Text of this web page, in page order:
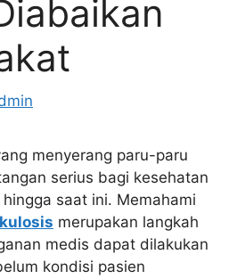
menyerang paru-paru
serius bagi kesehatan
saat ini. Memahami
merupakan langkah
medis dapat dilakukan
kondisi pasien